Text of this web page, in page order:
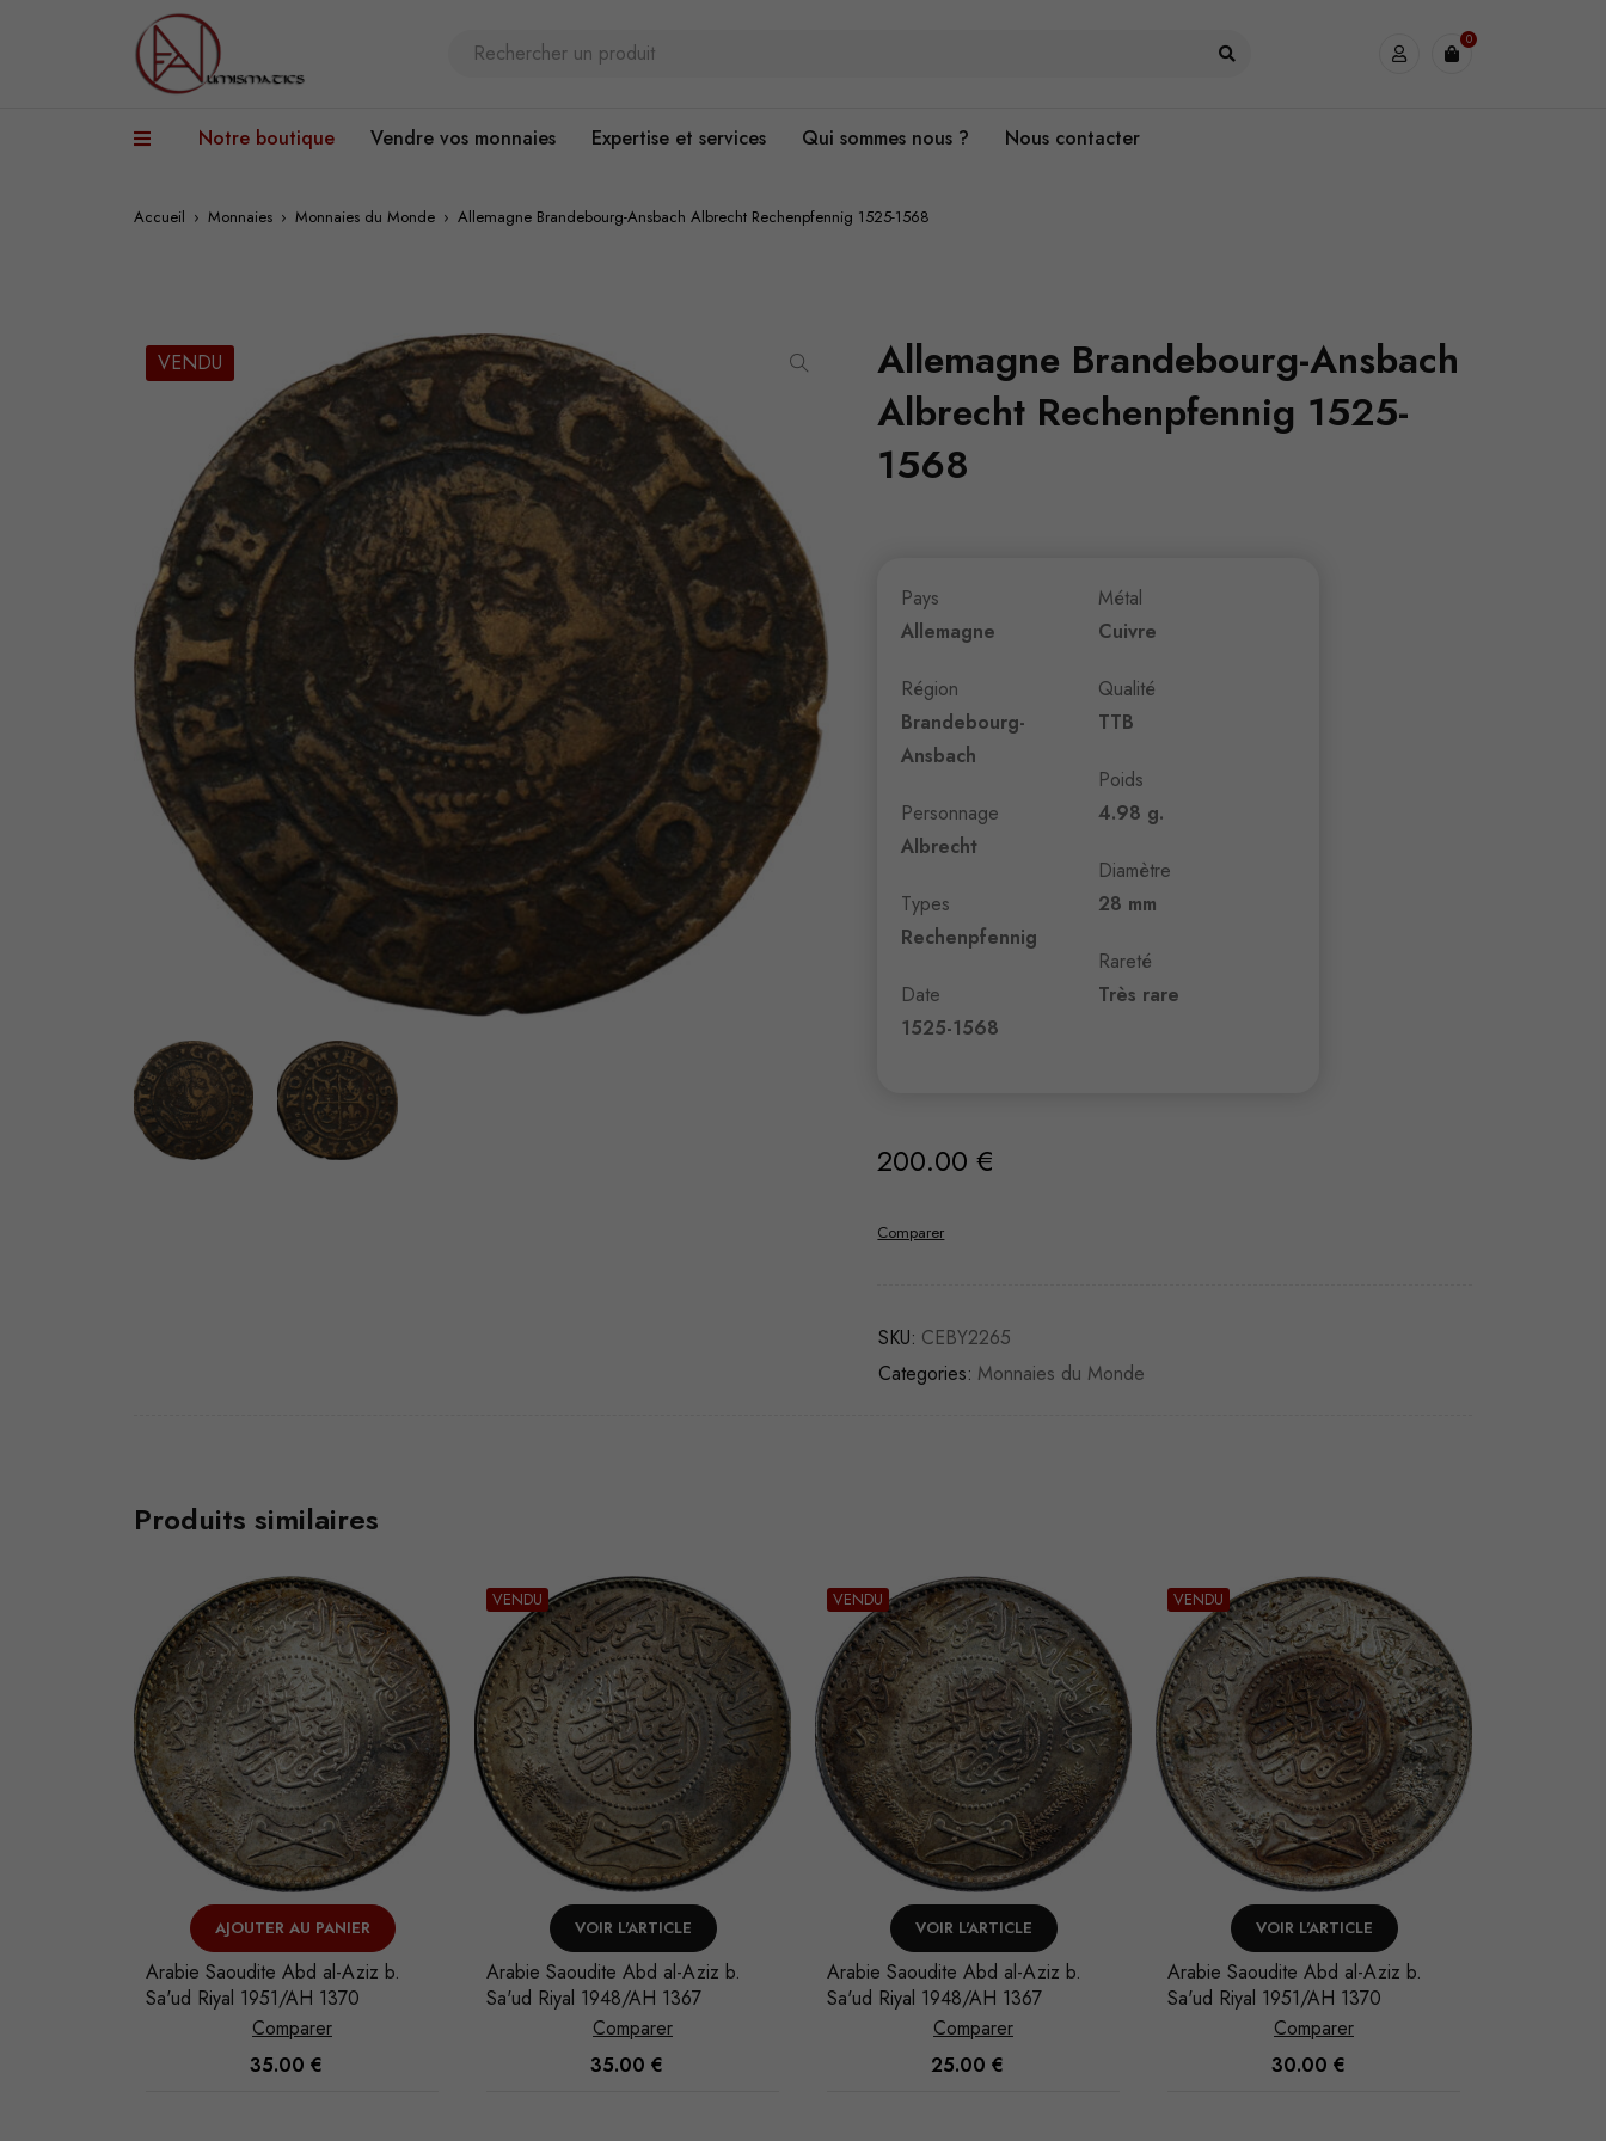
0
Notre boutique Vendre vos monnaies Expertise et services Qui sommes nous ? Nous contacter
Accueil › Monnaies › Monnaies du Monde › Allemagne Brandebourg-Ansbach Albrecht Rechenpfennig 1525-1568
VENDU
Allemagne Brandebourg-Ansbach
Albrecht Rechenpfennig 1525-
1568
Pays
Allemagne
Région
Brandebourg-
Ansbach
Personnage
Albrecht
Types
Rechenpfennig
Date
1525-1568
Métal
Cuivre
Qualité
TTB
Poids
4.98 g.
Diamètre
28 mm
Rareté
Très rare
200.00€
Comparer
SKU: CEBY2265
Categories: Monnaies du Monde
Produits similaires
AJOUTER AU PANIER
Arabie Saoudite Abd al-Aziz b.
Sa'ud Riyal 1951/AH 1370
Comparer
35.00 €
VENDU
VOIR L'ARTICLE
Arabie Saoudite Abd al-Aziz b.
Sa'ud Riyal 1948/AH 1367
Comparer
35.00 €
VENDU
VOIR L'ARTICLE
Arabie Saoudite Abd al-Aziz b.
Sa'ud Riyal 1948/AH 1367
Comparer
25.00 €
VENDU
VOIR L'ARTICLE
Arabie Saoudite Abd al-Aziz b.
Sa'ud Riyal 1951/AH 1370
Comparer
30.00 €